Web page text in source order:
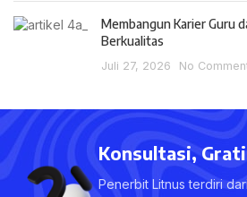
Membangun Karier Guru
Berkualitas
Juli 27, 2026 No
Konsultasi,
Penerbit Litnus terdiri